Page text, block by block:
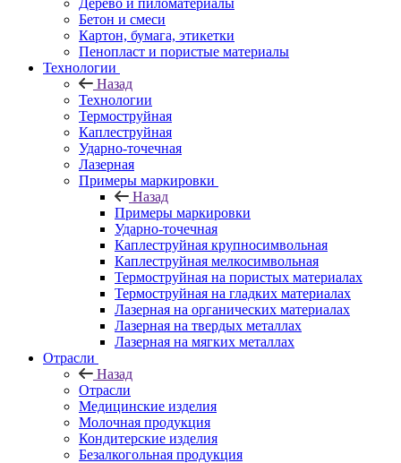
Дерево и пиломатериалы
Бетон и смеси
Картон, бумага, этикетки
Пенопласт и пористые материалы
Технологии
Назад
Технологии
Термоструйная
Каплеструйная
Ударно-точечная
Лазерная
Примеры маркировки
Назад
Примеры маркировки
Ударно-точечная
Каплеструйная крупносимвольная
Каплеструйная мелкосимвольная
Термоструйная на пористых материалах
Термоструйная на гладких материалах
Лазерная на органических материалах
Лазерная на твердых металлах
Лазерная на мягких металлах
Отрасли
Назад
Отрасли
Медицинские изделия
Молочная продукция
Кондитерские изделия
Безалкогольная продукция